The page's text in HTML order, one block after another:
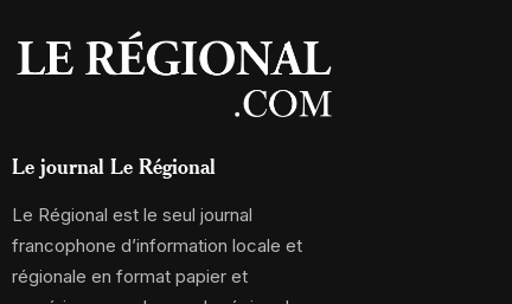
Le journal Le Régional
Le Régional est le seul journal
francophone d’information locale et
régionale en format papier et